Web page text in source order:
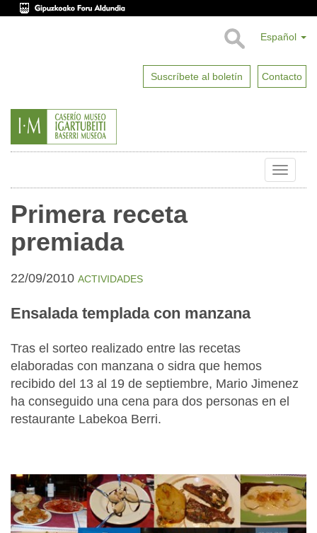
Español
Suscríbete al boletín Contacto
Toggle
Primera receta
premiada
22/09/2010 ACTIVIDADES
Ensalada templada con manzana
Tras el sorteo realizado entre las recetas
elaboradas con manzana o sidra que hemos
recibido del 13 al 19 de septiembre, Mario Jimenez
ha conseguido una cena para dos personas en el
restaurante Labekoa Berri.